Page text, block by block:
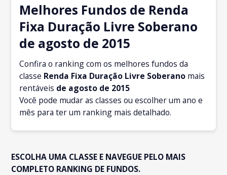
Melhores Fundos de Renda
Fixa Duração Livre Soberano
de agosto de 2015
Confira o ranking com os melhores fundos da
classe Renda Fixa Duração Livre Soberano mais
rentáveis de agosto de 2015
Você pode mudar as classes ou escolher um ano e
mês para ter um ranking mais detalhado.
ESCOLHA UMA CLASSE E NAVEGUE PELO MAIS
COMPLETO RANKING DE FUNDOS.